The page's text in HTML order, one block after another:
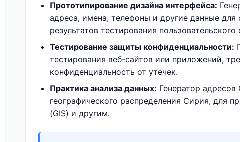
Прототипирование дизайна интерфейса:
адреса, имена, телефоны и другие данные
результатов тестирования пользовательского
Тестирование защиты конфиденциальности:
тестирования веб-сайтов или приложений,
конфиденциальность от утечек.
Практика анализа данных: Генератор
географического распределения Сирия, для
(GIS) и другим.